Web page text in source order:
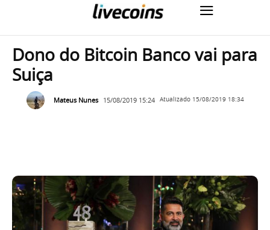
Dono do Bitcoin Banco vai para
Suiça
Mateus Nunes 15/08/2019 15:24 Atualizado 15/08/2019 18:34